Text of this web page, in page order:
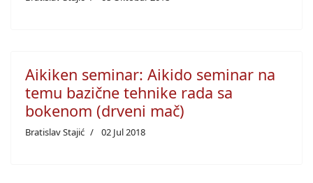
Aikiken seminar: Aikido seminar na
temu bazične tehnike rada sa
bokenom (drveni mač)
Bratislav Stajić 02 Jul 2018